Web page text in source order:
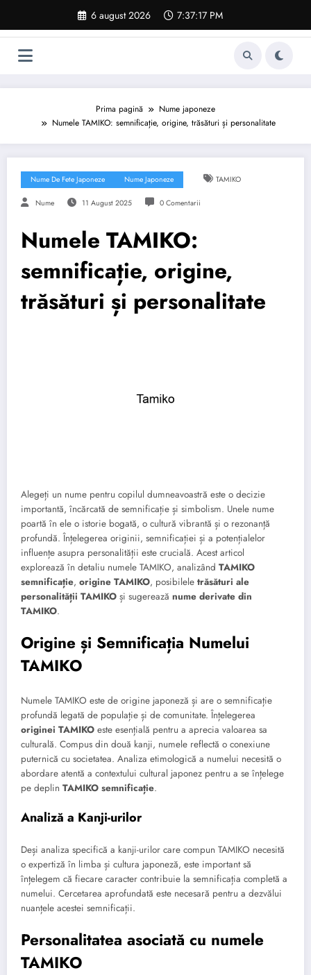
conținut
6 august 2026 7:37:18 PM
Prima pagină
Nume japoneze
Numele TAMIKO: semnificație, origine, trăsături și personalitate
Nume De Fete Japoneze Nume Japoneze TAMIKO
Nume 11 August 2025 0 Comentarii
Numele TAMIKO:
semnificație, origine,
trăsături și personalitate
Alegeți un nume pentru copilul dumneavoastră este o decizie
importantă, încărcată de semnificație și simbolism. Unele nume
poartă în ele o istorie bogată, o cultură vibrantă și o rezonanță
profundă. Înțelegerea originii, semnificației și a potențialelor
influențe asupra personalității este crucială. Acest articol
explorează în detaliu numele TAMIKO, analizând TAMIKO
semnificație, origine TAMIKO, posibilele trăsături ale
personalității TAMIKO și sugerează nume derivate din
TAMIKO.
Origine și Semnificația Numelui
TAMIKO
Numele TAMIKO este de origine japoneză și are o semnificație
profundă legată de populație și de comunitate. Înțelegerea
originei TAMIKO este esențială pentru a aprecia valoarea sa
culturală. Compus din două kanji, numele reflectă o conexiune
puternică cu societatea. Analiza etimologică a numelui necesită o
abordare atentă a contextului cultural japonez pentru a se înțelege
pe deplin TAMIKO semnificație.
Analiză a Kanji-urilor
Deși analiza specifică a kanji-urilor care compun TAMIKO necesită
o expertiză în limba și cultura japoneză, este important să
înțelegem că fiecare caracter contribuie la semnificația completă a
numelui. Cercetarea aprofundată este necesară pentru a dezvălui
nuanțele acestei semnificații.
Personalitatea asociată cu numele
TAMIKO